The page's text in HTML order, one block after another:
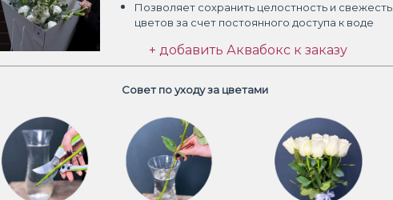
Позволяет сохранить целостность и свежесть
цветов за счет постоянного доступа к воде
+ добавить Аквабокс к заказу
Совет по уходу за цветами